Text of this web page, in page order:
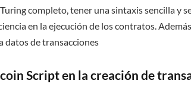
completo, tener una sintaxis sencilla y
en la ejecución de los contratos.
datos de transacciones
Script en la creación de